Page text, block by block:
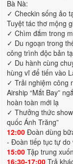
Bà Nà:
✓ Checkin sống ảo
Tuyệt tác thơ mộng
✓ Chìm đắm trong
✓ Du ngoạn trong
công trình độc bản
✓ Du hành cùng
hùng vĩ để tiến vào
✓ Trải nghiệm công
Airship “Mắt Bay”
hoàn toàn mới lạ
✓ Thưởng thức
quốc Ánh Trăng”
12:00 Đoàn dùng
- Đoàn tiếp tục tự do
15:00 Tập trung
16:30-17:00 Trả